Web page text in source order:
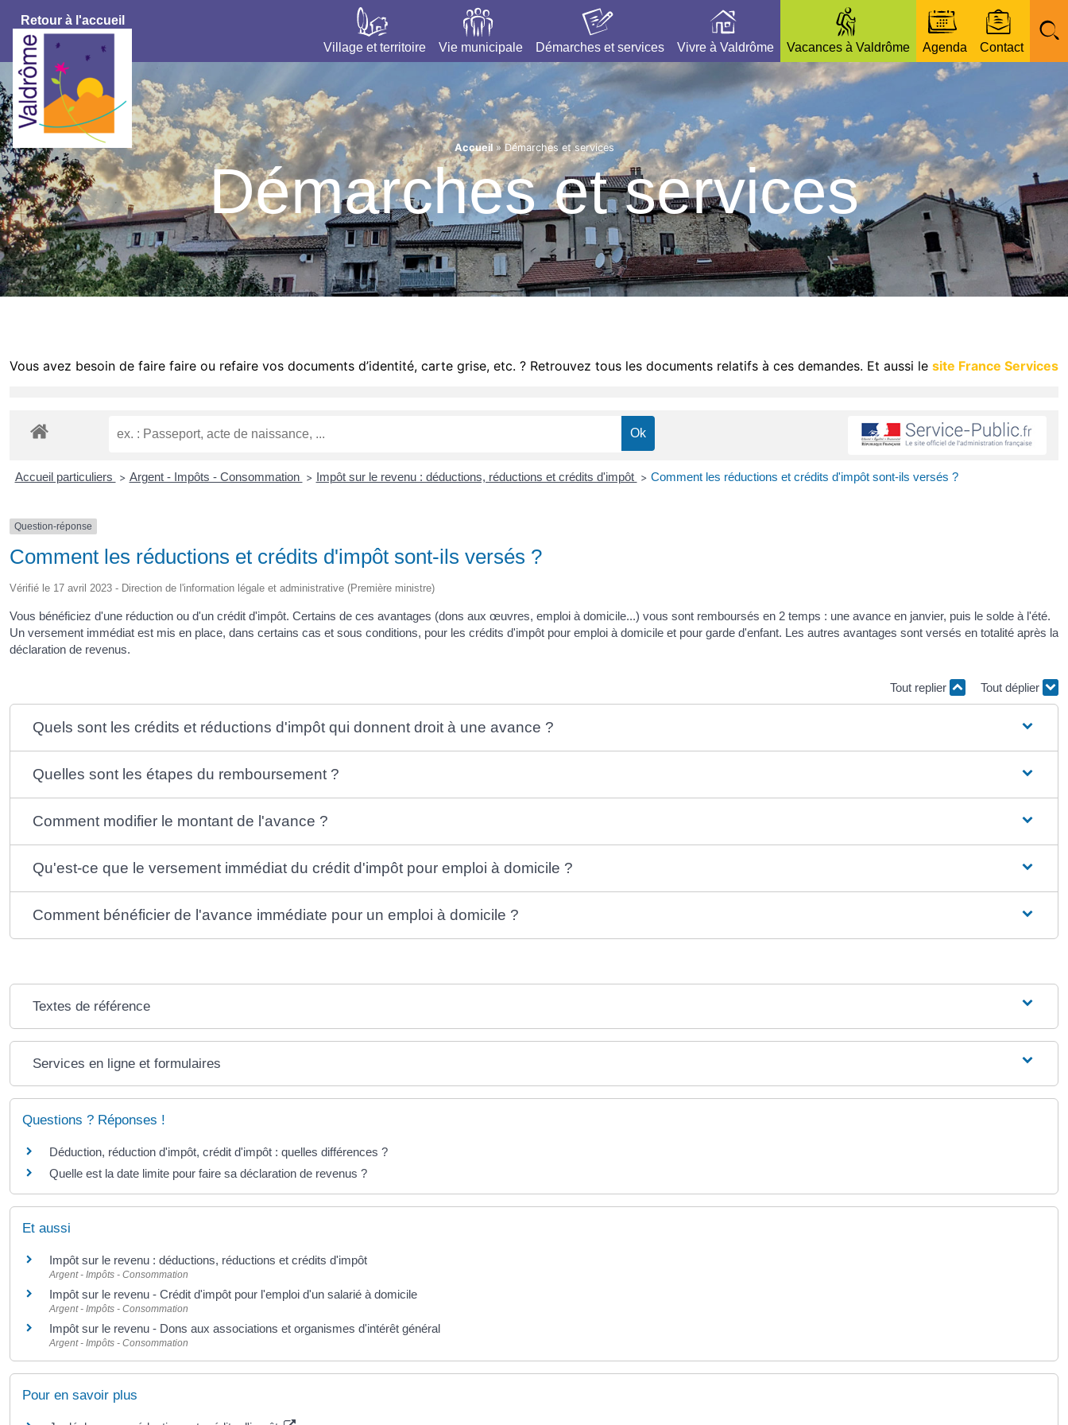
Retour à l'accueil
Village et territoire
Vie municipale Démarches et services Vivre à Valdrôme Vacances à Valdrôme Agenda Contact
Accueil»Démarches et services
Démarches et services
Vous avez besoin de faire faire ou refaire vos documents d’identité, carte grise, etc. ? Retrouvez tous les documents relatifs à ces demandes. Et aussi le site France Services
Accueil particuliers > Argent - Impôts - Consommation > Impôt sur le revenu : déductions, réductions et crédits d'impôt > Comment les réductions et crédits d'impôt sont-ils versés ?
Question-réponse
Comment les réductions et crédits d'impôt sont-ils versés ?
Vérifié le 17 avril 2023 - Direction de l'information légale et administrative (Première ministre)
Vous bénéficiez d'une réduction ou d'un crédit d'impôt. Certains de ces avantages (dons aux œuvres, emploi à domicile...) vous sont remboursés en 2 temps : une avance en janvier, puis le solde à l'été.
Un versement immédiat est mis en place, dans certains cas et sous conditions, pour les crédits d'impôt pour emploi à domicile et pour garde d'enfant. Les autres avantages sont versés en totalité après la
déclaration de revenus.
Tout replier Tout déplier
Quels sont les crédits et réductions d'impôt qui donnent droit à une avance ?
Quelles sont les étapes du remboursement ?
Comment modifier le montant de l'avance ?
Qu'est-ce que le versement immédiat du crédit d'impôt pour emploi à domicile ?
Comment bénéficier de l'avance immédiate pour un emploi à domicile ?
Textes de référence
Services en ligne et formulaires
Questions ? Réponses !
Déduction, réduction d'impôt, crédit d'impôt : quelles différences ?
Quelle est la date limite pour faire sa déclaration de revenus ?
Et aussi
Impôt sur le revenu : déductions, réductions et crédits d'impôt
Argent - Impôts - Consommation
Impôt sur le revenu - Crédit d'impôt pour l'emploi d'un salarié à domicile
Argent - Impôts - Consommation
Impôt sur le revenu - Dons aux associations et organismes d'intérêt général
Argent - Impôts - Consommation
Pour en savoir plus